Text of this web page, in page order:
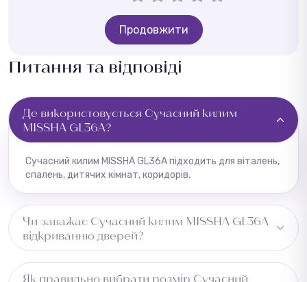
Продовжити
Питання та відповіді
Де використовується Сучасний килим
MISSHA GL36A?
Сучасний килим MISSHA GL36A підходить для віталень,
спалень, дитячих кімнат, коридорів.
Чи заважає Сучасний килим MISSHA GL36A
відкриванню дверей?
Як правильно вибрати розмір Сучасний